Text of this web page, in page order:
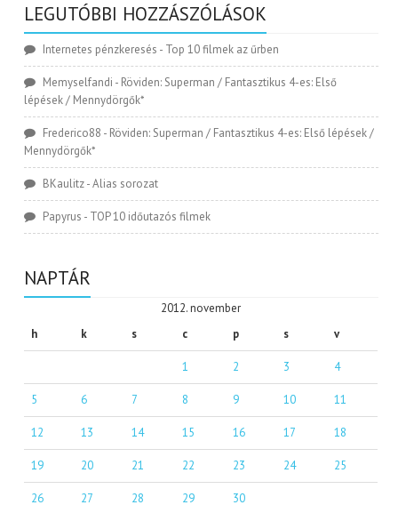
LEGUTÓBBI HOZZÁSZÓLÁSOK
Internetes pénzkeresés - Top 10 filmek az űrben
Memyselfandi - Röviden: Superman / Fantasztikus 4-es: Első
lépések / Mennydörgők*
Frederico88 - Röviden: Superman / Fantasztikus 4-es: Első lépések /
Mennydörgők*
BKaulitz-Alias sorozat
Papyrus - TOP 10 időutazós filmek
NAPTÁR
2012. november
h
k s c p s v
1 2 3 4
5 6 7 8 9 10 11
12 13 14 15 16 17 18
19 20 21 22 23 24 25
26 27 28 29 30